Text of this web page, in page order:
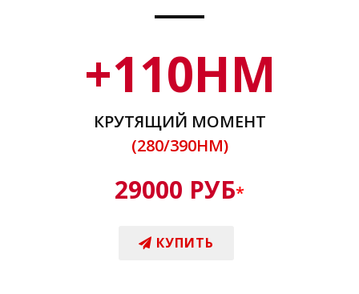
+110НМ
КРУТЯЩИЙ МОМЕНТ
(280/390НМ)
29000 РУБ*
КУПИТЬ